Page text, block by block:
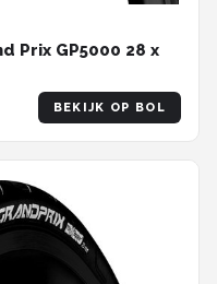
Prix GP5000 28 x
BEKIJK OP BOL